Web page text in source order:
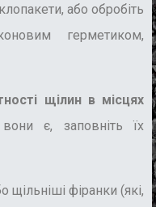
або обробіть
герметиком,
щілин в місцях
є, заповніть їх
щільніші фіранки (які,